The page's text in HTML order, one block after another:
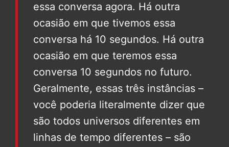
essa conversa agora. Há outra
ocasião em que tivemos essa
conversa há 10 segundos. Há outra
ocasião em que teremos essa
conversa 10 segundos no futuro.
Geralmente, essas três instâncias –
você poderia literalmente dizer que
são todos universos diferentes em
linhas de tempo diferentes – são